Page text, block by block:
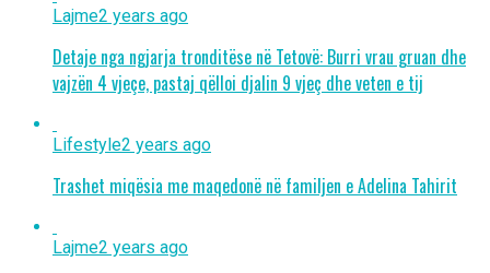
Lajme2 years ago
Detaje nga ngjarja tronditëse në Tetovë: Burri vrau gruan dhe
vajzën 4 vjeçe, pastaj qëlloi djalin 9 vjeç dhe veten e tij
Lifestyle2 years ago
Trashet miqësia me maqedonë në familjen e Adelina Tahirit
Lajme2 years ago